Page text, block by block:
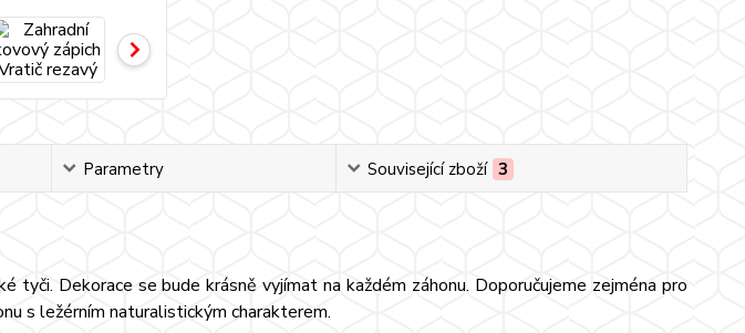
Parametry Související zboží 3
tyči. Dekorace se bude krásně vyjímat na každém záhonu. Doporučujeme zejména pro
s ležérním naturalistickým charakterem.